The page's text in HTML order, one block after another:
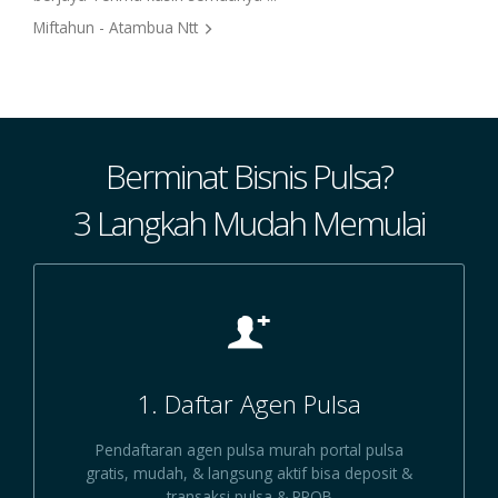
Miftahun - Atambua Ntt
Berminat Bisnis Pulsa?
3 Langkah Mudah Memulai
1. Daftar Agen Pulsa
Pendaftaran agen pulsa murah portal pulsa
gratis, mudah, & langsung aktif bisa deposit &